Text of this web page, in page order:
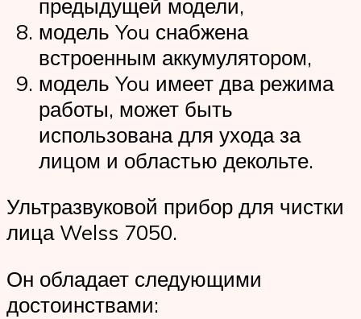
предыдущей модели,
модель You снабжена
встроенным аккумулятором,
модель You имеет два режима
работы, может быть
использована для ухода за
лицом и областью декольте.
Ультразвуковой прибор для чистки
лица Welss 7050.
Он обладает следующими
достоинствами: